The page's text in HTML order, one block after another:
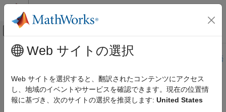
コンテンツへスキップ
オフキャンバス ナビゲーション メ
ドキュメンテーションのホーム
自動車
Vehicle Network Toolbox
メインコンテンツ
このページは機械翻訳を使用して翻訳されました。最新版の英語
mdfSaveAttachment
Web サイトの選択
Web サイトを選択すると、翻訳されたコンテンツにアクセス
し、地域のイベントやサービスを確認できます。現在の位置情
報に基づき、次のサイトの選択を推奨します: United States